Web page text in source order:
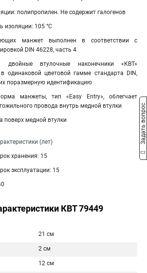
полипропилен. Не содержит галогенов
изоляции: 105 °C
манжет выполнен в соответствии с
DIN 46228, часть 4
двойные втулочные наконечники «КВТ»
одинаковой цветовой гамме стандарта DIN,
поразмерную идентификацию
манжеты, тип «Easy Entry», облегчает
провода внутрь медной втулки
поверх медной втулки
(лет)
хранения: 15
эксплуатации: 15
КВТ 79449
21 см
2 см
12 см
Задать вопрос